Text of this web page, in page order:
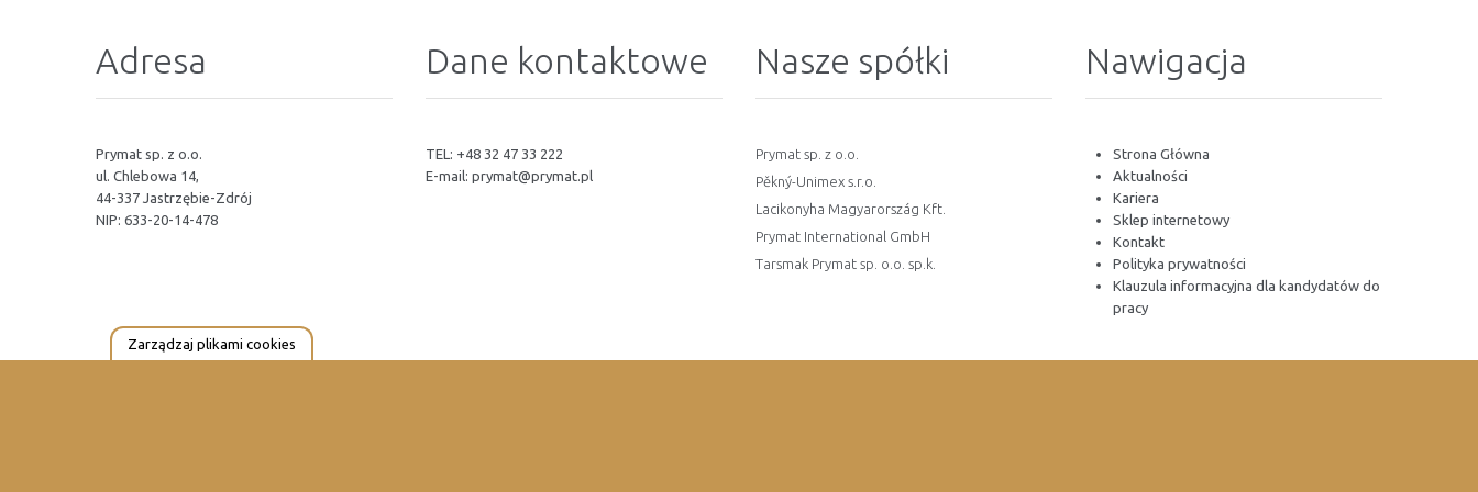
Adresa
Prymat sp. z o.o.
ul. Chlebowa 14,
44-337 Jastrzębie-Zdrój
NIP: 633-20-14-478
Dane kontaktowe
TEL: +48 32 47 33 222
E-mail: prymat@prymat.pl
Nasze spółki
Prymat sp. z o.o.
Pěkný-Unimex s.r.o.
Lacikonyha Magyarország Kft.
Prymat International GmbH
Tarsmak Prymat sp. o.o. sp.k.
Nawigacja
Strona Główna
Aktualności
Kariera
Sklep internetowy
Kontakt
Polityka prywatności
Klauzula informacyjna dla kandydatów do
pracy
Zarządzaj plikami cookies